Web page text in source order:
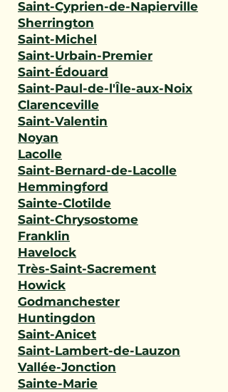
Saint-Cyprien-de-Napierville
Sherrington
Saint-Michel
Saint-Urbain-Premier
Saint-Édouard
Saint-Paul-de-l'Île-aux-Noix
Clarenceville
Saint-Valentin
Noyan
Lacolle
Saint-Bernard-de-Lacolle
Hemmingford
Sainte-Clotilde
Saint-Chrysostome
Franklin
Havelock
Très-Saint-Sacrement
Howick
Godmanchester
Huntingdon
Saint-Anicet
Saint-Lambert-de-Lauzon
Vallée-Jonction
Sainte-Marie